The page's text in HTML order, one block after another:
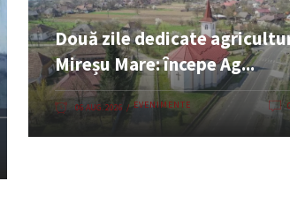
Două zile dedicate
Mireșu Mare: începe Ag...
06 AUG. 2026 EVENIMENTE